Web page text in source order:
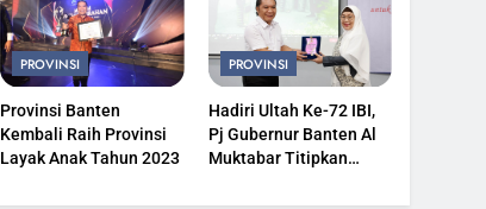
PROVINSI
Provinsi Banten
Kembali Raih Provinsi
Layak Anak Tahun 2023
PROVINSI
Hadiri Ultah Ke-72 IBI,
Pj Gubernur Banten Al
Muktabar Titipkan